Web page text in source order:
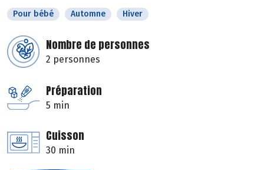
Pour bébé Automne Hiver
Nombre de personnes
2 personnes
Préparation
5 min
Cuisson
30 min